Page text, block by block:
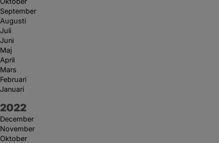
September
Augusti
Juli
Juni
Maj
April
Mars
Februari
Januari
År:
2022
December
November
Oktober